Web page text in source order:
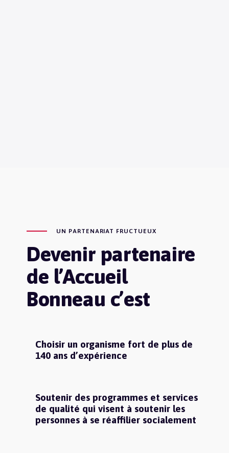
UN PARTENARIAT FRUCTUEUX
Devenir partenaire
de l’Accueil
Bonneau c’est
Choisir un organisme fort de plus de
140 ans d’expérience
Soutenir des programmes et services
de qualité qui visent à soutenir les
personnes à se réaffilier socialement